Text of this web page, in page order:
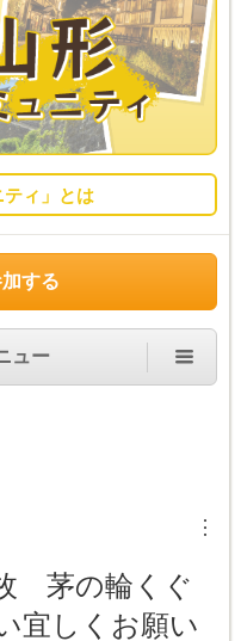
ティ」とは
する
ュー
︙
茅の輪くぐ
宜しくお願い